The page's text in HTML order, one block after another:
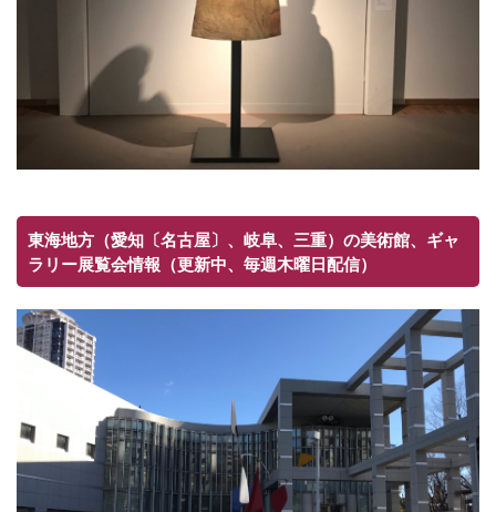
東海地方（愛知〔名古屋〕、岐阜、三重）の美術館、ギャ
ラリー展覧会情報（更新中、毎週木曜日配信）